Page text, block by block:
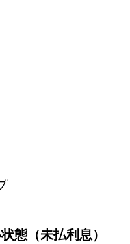
態（未払利息）